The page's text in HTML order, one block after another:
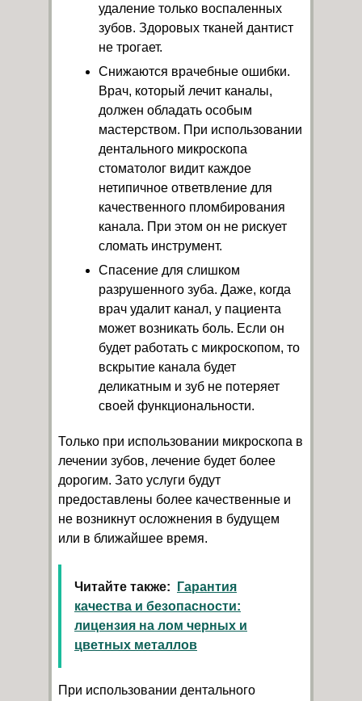
удаление только воспаленных
зубов. Здоровых тканей дантист
не трогает.
Снижаются врачебные ошибки.
Врач, который лечит каналы,
должен обладать особым
мастерством. При использовании
дентального микроскопа
стоматолог видит каждое
нетипичное ответвление для
качественного пломбирования
канала. При этом он не рискует
сломать инструмент.
Спасение для слишком
разрушенного зуба. Даже, когда
врач удалит канал, у пациента
может возникать боль. Если он
будет работать с микроскопом, то
вскрытие канала будет
деликатным и зуб не потеряет
своей функциональности.
Только при использовании микроскопа в
лечении зубов, лечение будет более
дорогим. Зато услуги будут
предоставлены более качественные и
не возникнут осложнения в будущем
или в ближайшее время.
Читайте также:
Гарантия
качества и безопасности:
лицензия на лом черных и
цветных металлов
При использовании дентального